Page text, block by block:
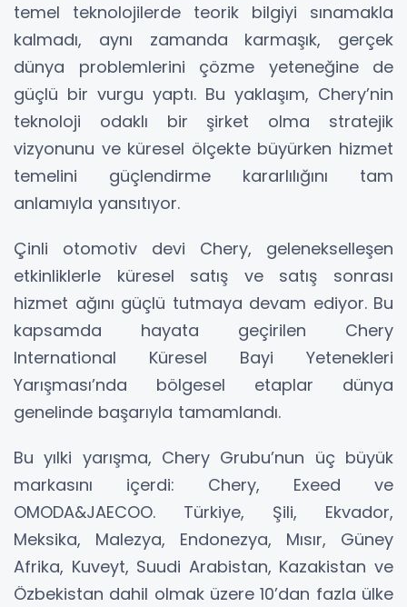
temel teknolojilerde teorik bilgiyi sınamakla
kalmadı, aynı zamanda karmaşık, gerçek
dünya problemlerini çözme yeteneğine de
güçlü bir vurgu yaptı. Bu yaklaşım, Chery’nin
teknoloji odaklı bir şirket olma stratejik
vizyonunu ve küresel ölçekte büyürken hizmet
temelini güçlendirme kararlılığını tam
anlamıyla yansıtıyor.
Çinli otomotiv devi Chery, gelenekselleşen
etkinliklerle küresel satış ve satış sonrası
hizmet ağını güçlü tutmaya devam ediyor. Bu
kapsamda hayata geçirilen Chery
International Küresel Bayi Yetenekleri
Yarışması’nda bölgesel etaplar dünya
genelinde başarıyla tamamlandı.
Bu yılki yarışma, Chery Grubu’nun üç büyük
markasını içerdi: Chery, Exeed ve
OMODA&JAECOO. Türkiye, Şili, Ekvador,
Meksika, Malezya, Endonezya, Mısır, Güney
Afrika, Kuveyt, Suudi Arabistan, Kazakistan ve
Özbekistan dahil olmak üzere 10’dan fazla ülke